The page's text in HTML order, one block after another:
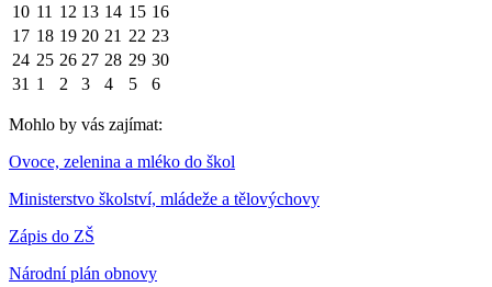
10 11 12 13 14 15 16
17 18 19 20 21 22 23
24 25 26 27 28 29 30
31 1 2 3 4 5 6
Mohlo by vás zajímat:
Ovoce, zelenina a mléko do škol
Ministerstvo školství, mládeže a tělovýchovy
Zápis do ZŠ
Národní plán obnovy